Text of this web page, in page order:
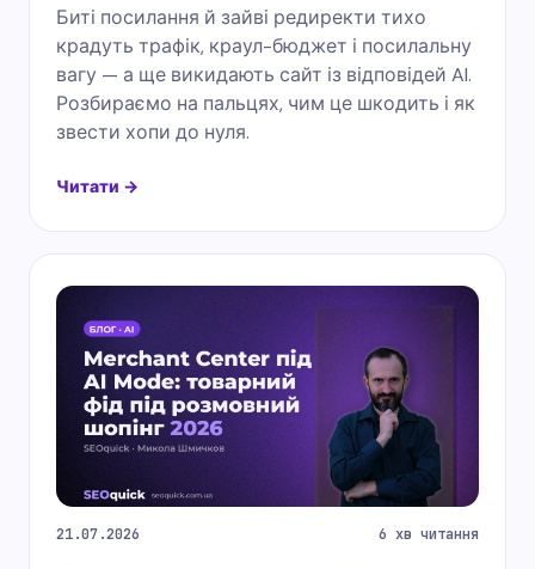
Биті посилання й зайві редиректи тихо
крадуть трафік, краул-бюджет і посилальну
вагу — а ще викидають сайт із відповідей AI.
Розбираємо на пальцях, чим це шкодить і як
звести хопи до нуля.
Читати →
21.07.2026 6 хв читання